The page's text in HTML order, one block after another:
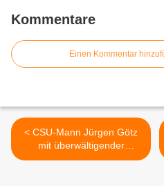
Kommentare
Einen Kommentar
< CSU-Mann Jürgen Götz
mit überwältigender
Mehrheit Nachfolger von